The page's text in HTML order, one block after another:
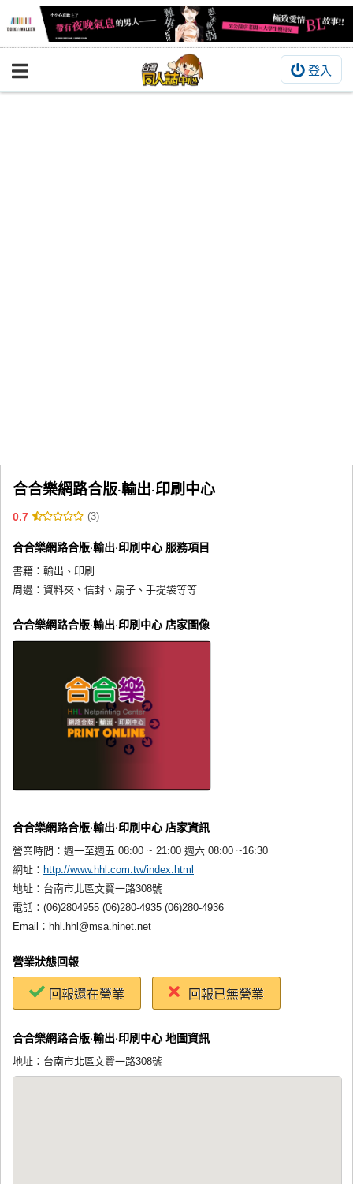
登入
BOOKY書集倉庫
交流中心
攤位轉讓區
會員功能選單
會員中心
登入
合合樂網路合版‧輸出‧印刷中心
0.7 (3)
合合樂網路合版‧輸出‧印刷中心 服務項目
書籍： 輸出、印刷
周邊： 資料夾、信封、扇子、手提袋等等
合合樂網路合版‧輸出‧印刷中心 店家圖像
合合樂網路合版‧輸出‧印刷中心 店家資訊
營業時間： 週一至週五 08:00 ~ 21:00 週六 08:00 ~16:30
網址： http://www.hhl.com.tw/index.html
地址： 台南市北區文賢一路308號
電話： (06)2804955 (06)280-4935 (06)280-4936
Email： hhl.hhl@msa.hinet.net
營業狀態回報
回報還在營業 回報已無營業
合合樂網路合版‧輸出‧印刷中心 地圖資訊
地址：台南市北區文賢一路308號